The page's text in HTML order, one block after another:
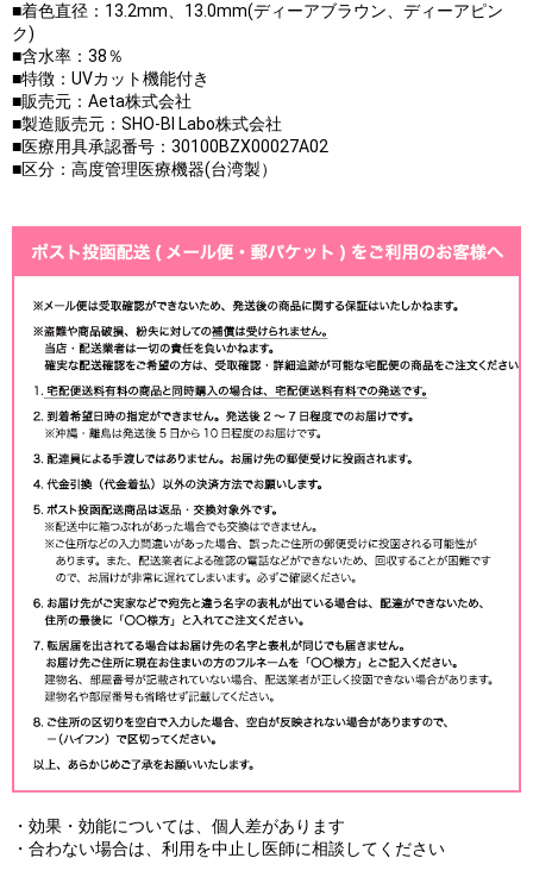
■着色直径：13.2mm、13.0mm(ディーアブラウン、ディーアピン
ク)
■含水率：38％
■特徴：UVカット機能付き
■販売元：Aeta株式会社
■製造販売元：SHO-BI Labo株式会社
■医療用具承認番号：30100BZX00027A02
■区分：高度管理医療機器(台湾製）
・効果・効能については、個人差があります
・合わない場合は、利用を中止し医師に相談してください